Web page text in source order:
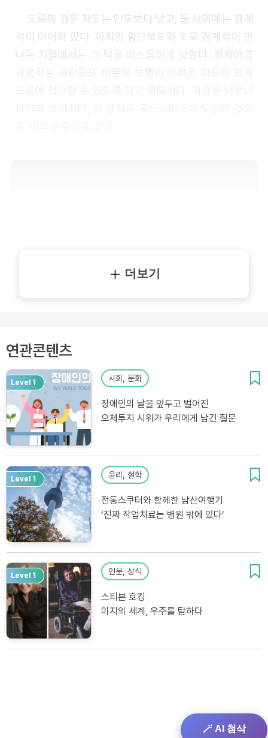
도로의 경우 차도는 인도보다 낮고, 둘 사이에는 경계
석이 이어져 있다. 하지만 횡단보도와 도로 경계석이 만
나는 지점에서는 그 턱을 비스듬하게 낮췄다. 휠체어를
사용하는 사람들을 비롯해 보행이 어려운 이들이 쉽게
더보기
연관콘텐츠
Level 1 사회, 문화
장애인의 날을 앞두고 벌어진
오체투지 시위가 우리에게 남긴 질문
Level 1 윤리, 철학
전동스쿠터와 함께한 남산여행기
‘진짜 작업치료는 병원 밖에 있다’
Level 1 인문, 상식
스티븐 호킹
미지의 세계, 우주를 탐하다
🪄 AI 첨삭